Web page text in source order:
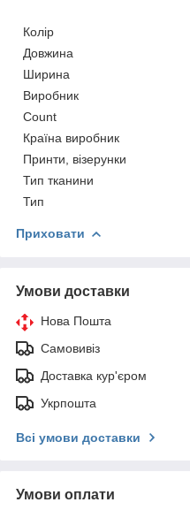
Колір
Довжина
Ширина
Виробник
Count
Країна виробник
Принти, візерунки
Тип тканини
Тип
Приховати
Умови доставки
Нова Пошта
Самовивіз
Доставка кур'єром
Укрпошта
Всі умови доставки
Умови оплати